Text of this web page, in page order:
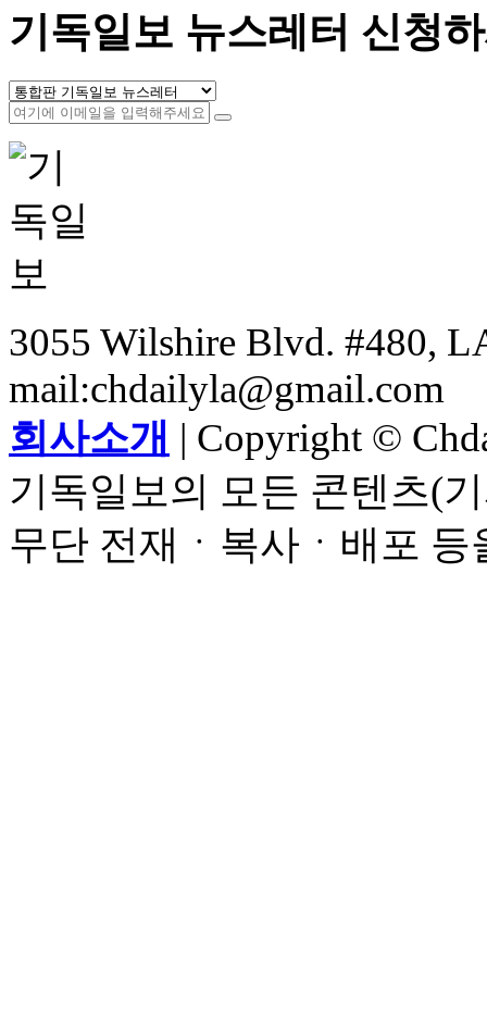
기독일보 뉴스레터 신청
3055 Wilshire Blvd. #480,
mail:chdailyla@gmail.com
회사소개 | Copyright ©
기독일보의 모든 콘텐츠(
무단 전재ㆍ복사ㆍ배포 등